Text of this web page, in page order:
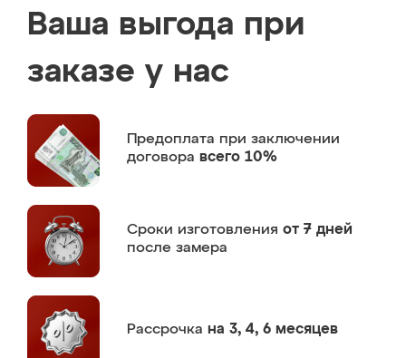
Ваша выгода при
заказе у нас
Предоплата при заключении
договора всего 10%
Сроки изготовления от 7 дней
после замера
Рассрочка на 3, 4, 6 месяцев